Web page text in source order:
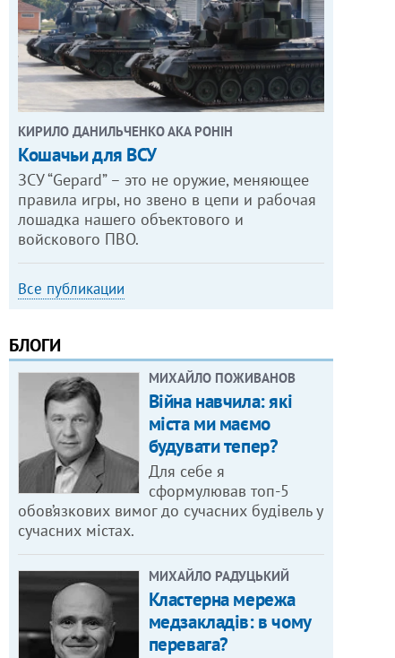
КИРИЛО ДАНИЛЬЧЕНКО АКА РОНІН
Кошачьи для ВСУ
ЗСУ “Gepard” – это не оружие, меняющее
правила игры, но звено в цепи и рабочая
лошадка нашего объектового и
войскового ПВО.
Все публикации
БЛОГИ
МИХАЙЛО ПОЖИВАНОВ
Війна навчила: які
міста ми маємо
будувати тепер?
Для себе я
сформулював топ-5
обов’язкових вимог до сучасних будівель у
сучасних містах.
МИХАЙЛО РАДУЦЬКИЙ
Кластерна мережа
медзакладів: в чому
перевага?